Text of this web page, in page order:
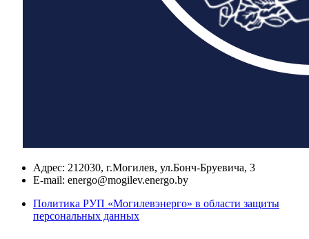
Адрес: 212030, г.Могилев, ул.Бонч-Бруевича, 3
E-mail: energo@mogilev.energo.by
Политика РУП «Могилевэнерго» в области защиты
персональных данных